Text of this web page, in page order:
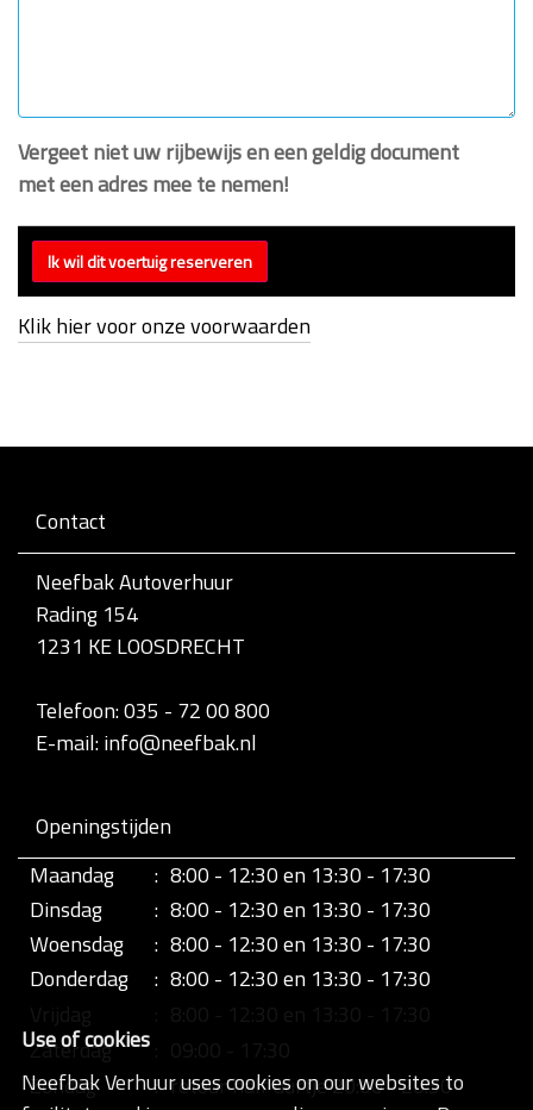
Vergeet niet uw rijbewijs en een geldig document
met een adres mee te nemen!
Klik hier voor onze voorwaarden
Contact
Neefbak Autoverhuur
Rading 154
1231 KE LOOSDRECHT
Telefoon: 035 - 72 00 800
E-mail: info@neefbak.nl
Openingstijden
Maandag
: 8:00 - 12:30 en 13:30 - 17:30
Dinsdag
: 8:00 - 12:30 en 13:30 - 17:30
Woensdag
: 8:00 - 12:30 en 13:30 - 17:30
Donderdag
: 8:00 - 12:30 en 13:30 - 17:30
Zaterdag
Zondag
: retour half uurtje 20:00 - 20:30
Use of cookies
Neefbak Verhuur uses cookies on our websites to